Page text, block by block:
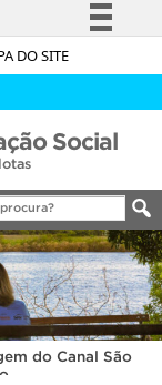
DO SITE
informaçãoSocial
do Canal São